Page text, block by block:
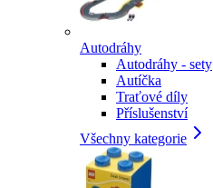
Autodráhy
Autodráhy - sety
Autíčka
Traťové díly
Příslušenství
Všechny kategorie